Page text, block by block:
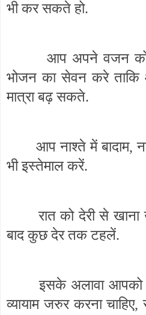
भी कर सकते हो.
आप अपने वजन को
भोजन का सेवन करे
मात्रा बढ़ सकते.
आप नाश्ते में बादाम,
भी इस्तेमाल करें.
रात को देरी से
बाद कुछ देर तक टहलें.
इसके अलावा
व्यायाम जरुर करना